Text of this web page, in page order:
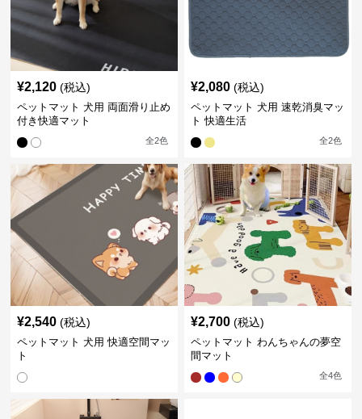
¥2,120 (税込)
ペットマット 犬用 両面滑り止め
付き快適マット
全2色
¥2,080 (税込)
ペットマット 犬用 速乾消臭マッ
ト 快適生活
全2色
¥2,540 (税込)
ペットマット 犬用 快適空間マッ
ト
¥2,700 (税込)
ペットマット わんちゃんの夢空
間マット
全4色